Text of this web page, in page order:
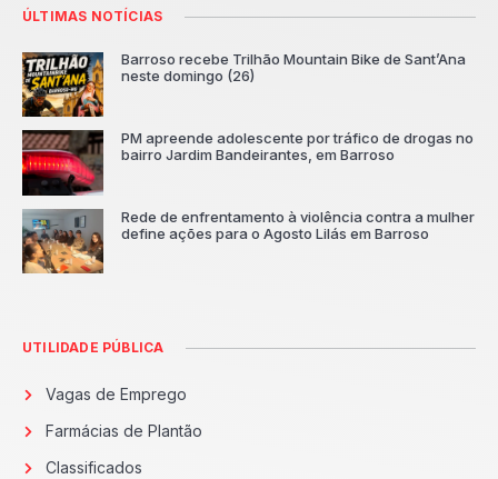
ÚLTIMAS NOTÍCIAS
Barroso recebe Trilhão Mountain Bike de Sant’Ana
neste domingo (26)
PM apreende adolescente por tráfico de drogas no
bairro Jardim Bandeirantes, em Barroso
Rede de enfrentamento à violência contra a mulher
define ações para o Agosto Lilás em Barroso
UTILIDADE PÚBLICA
Vagas de Emprego
Farmácias de Plantão
Classificados